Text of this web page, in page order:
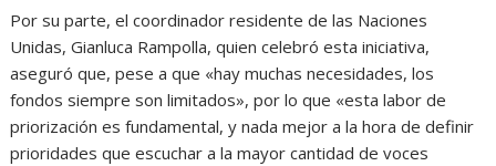
Por su parte, el coordinador residente de las Naciones
Unidas, Gianluca Rampolla, quien celebró esta iniciativa,
aseguró que, pese a que «hay muchas necesidades, los
fondos siempre son limitados», por lo que «esta labor de
priorización es fundamental, y nada mejor a la hora de definir
prioridades que escuchar a la mayor cantidad de voces